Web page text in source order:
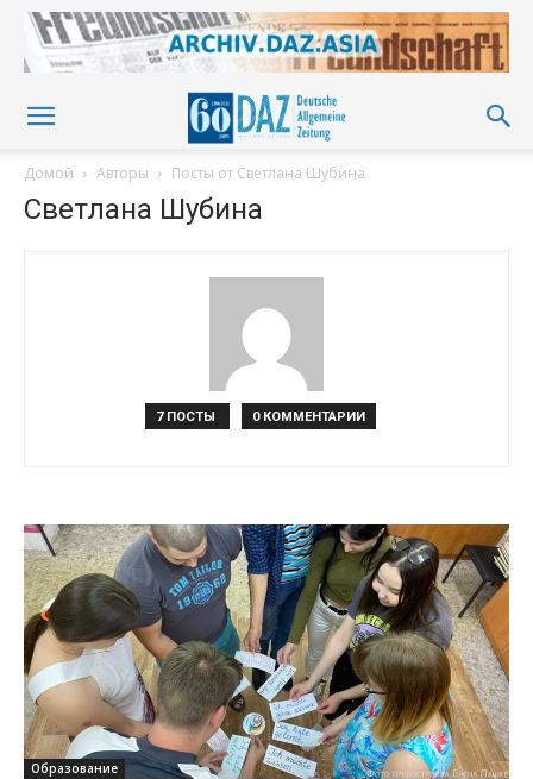
Домой Авторы Посты от Светлана Шубина
Светлана Шубина
7 ПОСТЫ 0 КОММЕНТАРИИ
Образование